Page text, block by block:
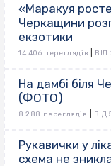
«Маракуя
Черкащини
екзотики
14 406 переглядів ВІД
На дамбі біля
(ФОТО)
8 288 переглядів ВІД
Рукавички у
схема не